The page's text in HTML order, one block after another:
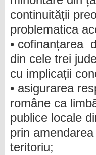
continuității
problematica
• cofinanțarea
din cele trei
cu implicații
• asigurarea
române ca
publice locale
prin
teritoriu;